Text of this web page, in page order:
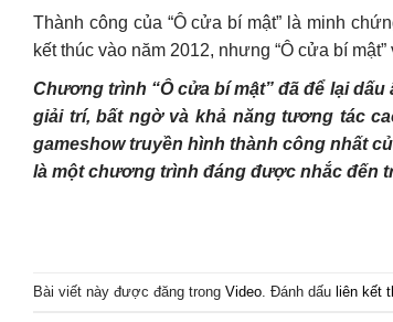
Thành công của “Ô cửa bí mật” là minh
kết thúc vào năm 2012, nhưng “Ô cửa bí
Chương trình “Ô cửa bí mật” đã để lại
giải trí, bất ngờ và khả năng tương tác
gameshow truyền hình thành công nhất
là một chương trình đáng được nhắc đến
Bài viết này được đăng trong Video . Đánh dấu liên kết